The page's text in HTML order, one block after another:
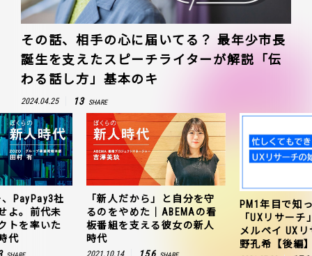
その話、相手の心に届いてる？ 最年少市長
誕生を支えたスピーチライターが解説「伝
わる話し方」基本のキ
2024.04.25 13 SHARE
PayPay3社
よ。前代未
トを率いた
代
「新人だから」と自分を守
るのをやめた｜ABEMAの看
板番組を支える彼女の新人
時代
2021.10.14 156
PM1年目で知
「UXリサー
メルペイ UX
野孔希【後編